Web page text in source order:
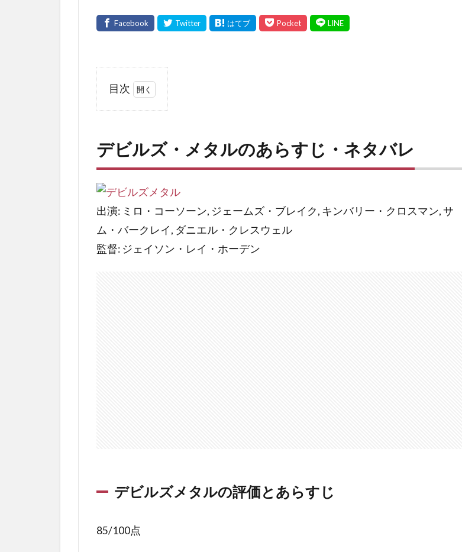
目次
ズ・
あら
す
じ・
ネタ
バレ
ュ
ネタ
バレ
デビルズ・メタルのあらすじ・ネタバレ
出演: ミロ・コーソーン, ジェームズ・ブレイク, キンバリー・クロスマン, サ
ム・バークレイ, ダニエル・クレスウェル
監督: ジェイソン・レイ・ホーデン
デビルズメタルの評価とあらすじ
85/100点